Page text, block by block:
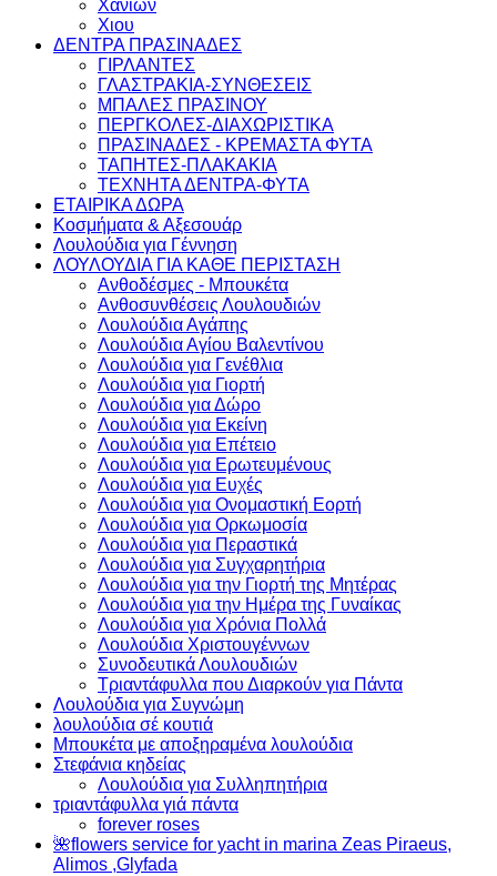
Χανιων
Χιου
ΔΕΝΤΡΑ ΠΡΑΣΙΝΑΔΕΣ
ΓΙΡΛΑΝΤΕΣ
ΓΛΑΣΤΡΑΚΙΑ-ΣΥΝΘΕΣΕΙΣ
ΜΠΑΛΕΣ ΠΡΑΣΙΝΟΥ
ΠΕΡΓΚΟΛΕΣ-ΔΙΑΧΩΡΙΣΤΙΚΑ
ΠΡΑΣΙΝΑΔΕΣ - ΚΡΕΜΑΣΤΑ ΦΥΤΑ
ΤΑΠΗΤΕΣ-ΠΛΑΚΑΚΙΑ
ΤΕΧΝΗΤΑ ΔΕΝΤΡΑ-ΦΥΤΑ
ΕΤΑΙΡΙΚΑ ΔΩΡΑ
Κοσμήματα & Αξεσουάρ
Λουλούδια για Γέννηση
ΛΟΥΛΟΥΔΙΑ ΓΙΑ ΚΑΘΕ ΠΕΡΙΣΤΑΣΗ
Ανθοδέσμες - Μπουκέτα
Ανθοσυνθέσεις Λουλουδιών
Λουλούδια Αγάπης
Λουλούδια Αγίου Βαλεντίνου
Λουλούδια για Γενέθλια
Λουλούδια για Γιορτή
Λουλούδια για Δώρο
Λουλούδια για Εκείνη
Λουλούδια για Επέτειο
Λουλούδια για Ερωτευμένους
Λουλούδια για Ευχές
Λουλούδια για Ονομαστική Εορτή
Λουλούδια για Ορκωμοσία
Λουλούδια για Περαστικά
Λουλούδια για Συγχαρητήρια
Λουλούδια για την Γιορτή της Μητέρας
Λουλούδια για την Ημέρα της Γυναίκας
Λουλούδια για Χρόνια Πολλά
Λουλούδια Χριστουγέννων
Συνοδευτικά Λουλουδιών
Τριαντάφυλλα που Διαρκούν για Πάντα
Λουλούδια για Συγνώμη
λουλούδια σέ κουτιά
Μπουκέτα με αποξηραμένα λουλούδια
Στεφάνια κηδείας
Λουλούδια για Συλληπητήρια
τριαντάφυλλα γιά πάντα
forever roses
🌺flowers service for yacht in marina Zeas Piraeus,
Alimos ,Glyfada